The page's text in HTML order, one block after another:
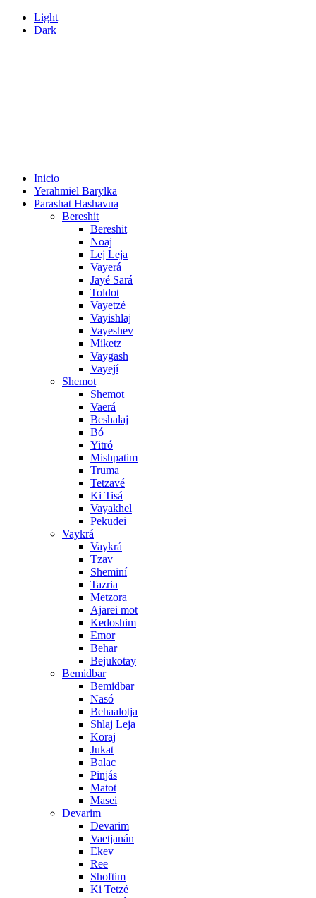
Light
Dark
Inicio
Yerahmiel Barylka
Parashat Hashavua
Bereshit
Bereshit
Noaj
Lej Leja
Vayerá
Jayé Sará
Toldot
Vayetzé
Vayishlaj
Vayeshev
Miketz
Vaygash
Vayejí
Shemot
Shemot
Vaerá
Beshalaj
Bó
Yitró
Mishpatim
Truma
Tetzavé
Ki Tisá
Vayakhel
Pekudei
Vaykrá
Vaykrá
Tzav
Sheminí
Tazria
Metzora
Ajarei mot
Kedoshim
Emor
Behar
Bejukotay
Bemidbar
Bemidbar
Nasó
Behaalotja
Shlaj Leja
Koraj
Jukat
Balac
Pinjás
Matot
Masei
Devarim
Devarim
Vaetjanán
Ekev
Ree
Shoftim
Ki Tetzé